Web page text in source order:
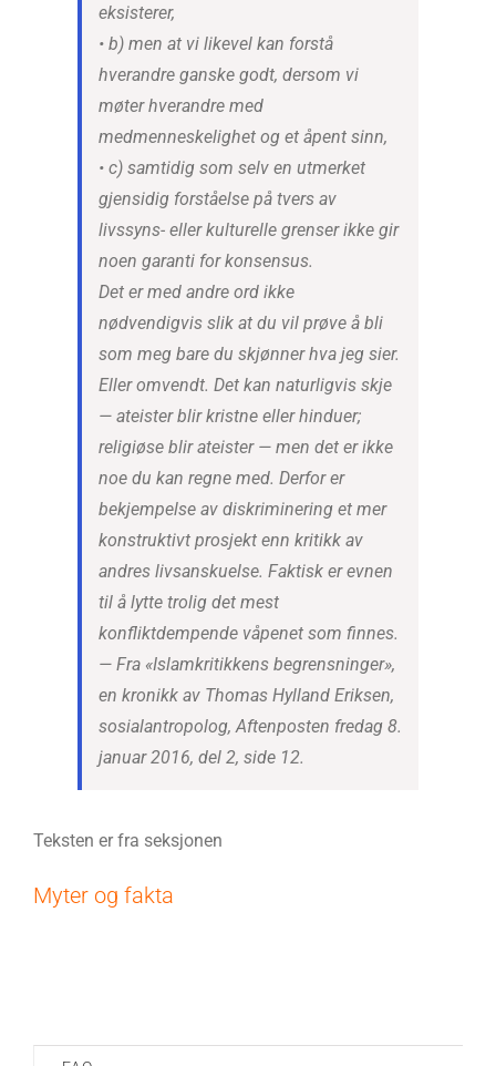
eksisterer,
• b) men at vi likevel kan forstå
hverandre ganske godt, dersom vi
møter hverandre med
medmenneskelighet og et åpent sinn,
• c) samtidig som selv en utmerket
gjensidig forståelse på tvers av
livssyns- eller kulturelle grenser ikke gir
noen garanti for konsensus.
Det er med andre ord ikke
nødvendigvis slik at du vil prøve å bli
som meg bare du skjønner hva jeg sier.
Eller omvendt. Det kan naturligvis skje
— ateister blir kristne eller hinduer;
religiøse blir ateister — men det er ikke
noe du kan regne med. Derfor er
bekjempelse av diskriminering et mer
konstruktivt prosjekt enn kritikk av
andres livsanskuelse. Faktisk er evnen
til å lytte trolig det mest
konfliktdempende våpenet som finnes.
— Fra «Islamkritikkens begrensninger»,
en kronikk av Thomas Hylland Eriksen,
sosialantropolog, Aftenposten fredag 8.
januar 2016, del 2, side 12.
Teksten er fra seksjonen
Myter og fakta